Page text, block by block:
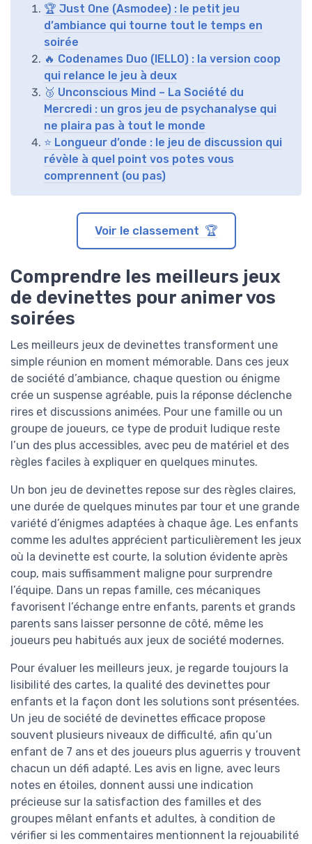
🏆 Just One (Asmodee) : le petit jeu
d’ambiance qui tourne tout le temps en
soirée
🔥 Codenames Duo (IELLO) : la version coop
qui relance le jeu à deux
🥉 Unconscious Mind – La Société du
Mercredi : un gros jeu de psychanalyse qui
ne plaira pas à tout le monde
⭐ Longueur d’onde : le jeu de discussion qui
révèle à quel point vos potes vous
comprennent (ou pas)
Voir le classement 🏆
Comprendre les meilleurs jeux
de devinettes pour animer vos
soirées
Les meilleurs jeux de devinettes transforment une
simple réunion en moment mémorable. Dans ces jeux
de société d’ambiance, chaque question ou énigme
crée un suspense agréable, puis la réponse déclenche
rires et discussions animées. Pour une famille ou un
groupe de joueurs, ce type de produit ludique reste
l’un des plus accessibles, avec peu de matériel et des
règles faciles à expliquer en quelques minutes.
Un bon jeu de devinettes repose sur des règles claires,
une durée de quelques minutes par tour et une grande
variété d’énigmes adaptées à chaque âge. Les enfants
comme les adultes apprécient particulièrement les jeux
où la devinette est courte, la solution évidente après
coup, mais suffisamment maligne pour surprendre
l’équipe. Dans un repas famille, ces mécaniques
favorisent l’échange entre enfants, parents et grands
parents sans laisser personne de côté, même les
joueurs peu habitués aux jeux de société modernes.
Pour évaluer les meilleurs jeux, je regarde toujours la
lisibilité des cartes, la qualité des devinettes pour
enfants et la façon dont les solutions sont présentées.
Un jeu de société de devinettes efficace propose
souvent plusieurs niveaux de difficulté, afin qu’un
enfant de 7 ans et des joueurs plus aguerris y trouvent
chacun un défi adapté. Les avis en ligne, avec leurs
notes en étoiles, donnent aussi une indication
précieuse sur la satisfaction des familles et des
groupes mêlant enfants et adultes, à condition de
vérifier si les commentaires mentionnent la rejouabilité